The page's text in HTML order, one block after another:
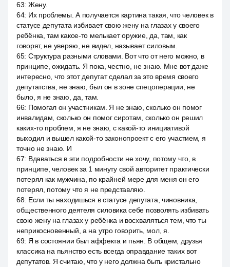
63: Жену.
64: Их проблемы. А получается картина такая, что человек в
статусе депутата избивает свою жену на глазах у своего
ребёнка, там какое-то мелькает оружие, да, там, как
говорят, не уверяю, не видел, называет силовым.
65: Структура разными словами. Вот что от него можно, в
принципе, ожидать. Я пока, честно, не знаю. Мне вот даже
интересно, что этот депутат сделал за это время своего
депутатства, не знаю, был он в зоне спецоперации, не
было, я не знаю, да, там.
66: Помогал он участникам. Я не знаю, сколько он помог
инвалидам, сколько он помог сиротам, сколько он решил
каких-то проблем, я не знаю, с какой-то инициативой
выходил и вышел какой-то законопроект с его участием, я
точно не знаю. И
67: Вдаваться в эти подробности не хочу, потому что, в
принципе, человек за 1 минуту свой авторитет практически
потерял как мужчина, по крайней мере для меня он его
потерял, потому что я не представляю.
68: Если ты находишься в статусе депутата, чиновника,
общественного деятеля силовика себе позволять избивать
свою жену на глазах у ребёнка и восхваляться тем, что ты
неприкосновенный, а на утро говорить, мол, я.
69: Я в состоянии был аффекта и пьян. В общем, друзья
классика на пьянство есть всегда оправдание таких вот
депутатов. Я считаю, что у него должна быть кристально